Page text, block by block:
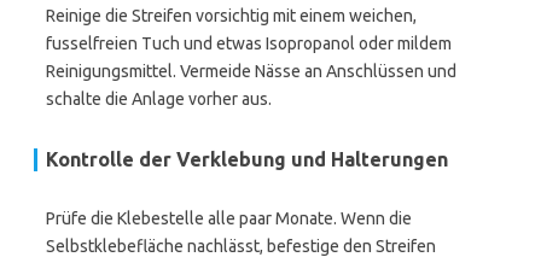
Reinige die Streifen vorsichtig mit einem weichen,
fusselfreien Tuch und etwas Isopropanol oder mildem
Reinigungsmittel. Vermeide Nässe an Anschlüssen und
schalte die Anlage vorher aus.
Kontrolle der Verklebung und Halterungen
Prüfe die Klebestelle alle paar Monate. Wenn die
Selbstklebefläche nachlässt, befestige den Streifen